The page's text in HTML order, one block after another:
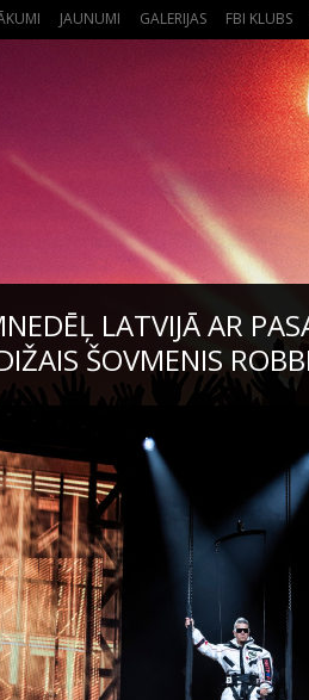
JAUNUMI GALERIJAS FBI KLUBS
LATVIJĀ AR
ŠOVMENIS